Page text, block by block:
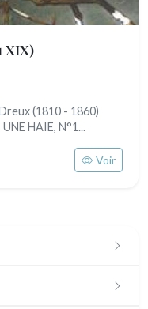
XIX)
(1810 - 1860)
HAIE, N°1...
Voir